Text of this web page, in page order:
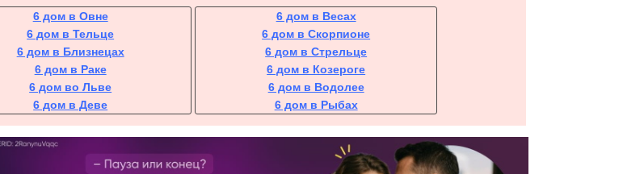
6 дом в Овне
6 дом в Тельце
6 дом в Близнецах
6 дом в Раке
6 дом во Льве
6 дом в Деве
6 дом в Весах
6 дом в Скорпионе
6 дом в Стрельце
6 дом в Козероге
6 дом в Водолее
6 дом в Рыбах